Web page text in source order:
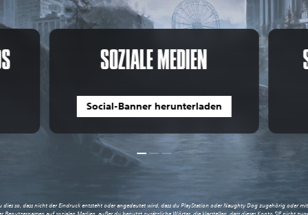
SOZIALE MEDIEN
Social-Banner herunterladen
dies so, dass nicht der Eindruck entsteht oder angedeutet wird, dass du PlayStation oder Naughty Dog zugehörig oder